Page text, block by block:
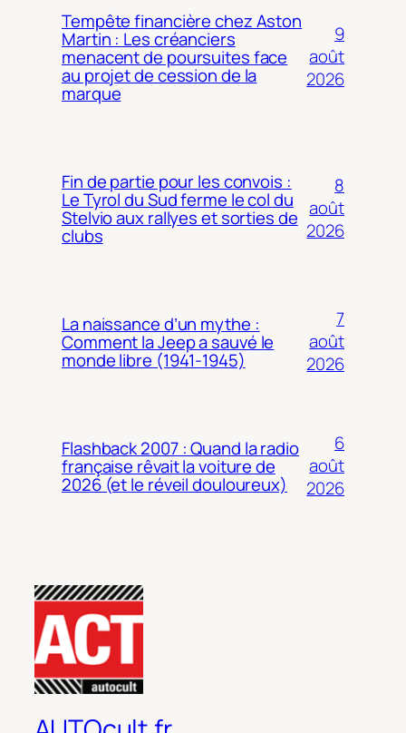
Tempête financière chez Aston
Martin : Les créanciers
menacent de poursuites face
au projet de cession de la
marque
9
août
2026
Fin de partie pour les convois :
Le Tyrol du Sud ferme le col du
Stelvio aux rallyes et sorties de
clubs
8
août
2026
La naissance d’un mythe :
Comment la Jeep a sauvé le
monde libre (1941-1945)
7
août
2026
Flashback 2007 : Quand la radio
française rêvait la voiture de
2026 (et le réveil douloureux)
6
août
2026